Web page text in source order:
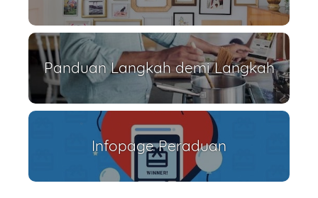
Panduan Langkah demi Langkah
Infopage Peraduan